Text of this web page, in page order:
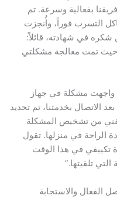
استجاب فريقنا بفعالية وسرعة. تم
التسرب فوراً، وأُنجزت
في شهادته، قائلاً:
حيث تمت معالجة مشكلتي
واجهت مشكلة في جهاز
الاتصال بخدمتنا، تم تحديد
تمكن الفني من تشخيص المشكلة
الراحة في منزلها. تقول
تكييفي في هذا الوقت
تلقيتها.”
الفعال والاستجابة